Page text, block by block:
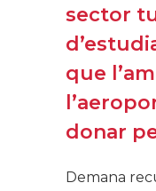
sector
que
donar
Demana